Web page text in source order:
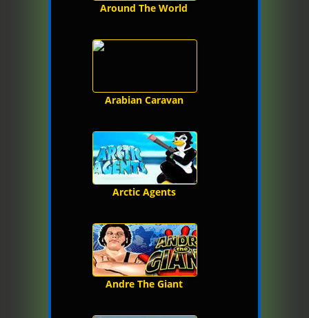
Around The World
Arabian Caravan
Arctic Agents
Andre The Giant